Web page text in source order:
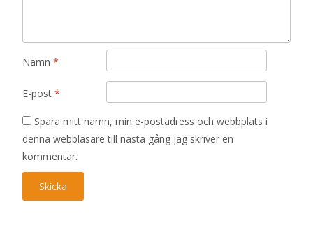
Namn *
E-post *
Spara mitt namn, min e-postadress och webbplats i
denna webbläsare till nästa gång jag skriver en
kommentar.